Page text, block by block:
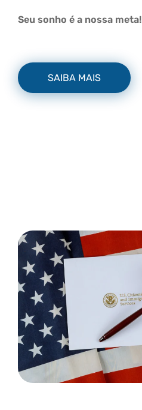
Seu sonho é a nossa meta!
SAIBA MAIS